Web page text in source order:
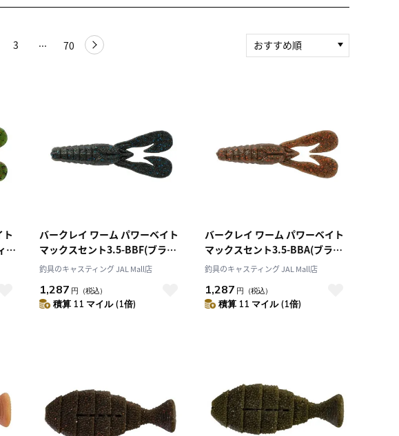
3 70
おすすめ順
レビュー件数（多い
順）
レビュー評価（高い
順）
価格（安い順）
ー
バークレイ ワーム パワーベイト
マックスセント3.5-BBF(ブラッ
クブルーフレック) スタンクバグ
釣具のキャスティング JAL Mall店
1,287 円 （税込）
積算 11 マイル (1倍)
バークレイ ワーム パワーベイト
マックスセント3.5-BBA(ブラッ
クブラウンアンバー) スタンクバ
釣具のキャスティング JAL Mall店
1,287 円 （税込）
積算 11 マイル (1倍)